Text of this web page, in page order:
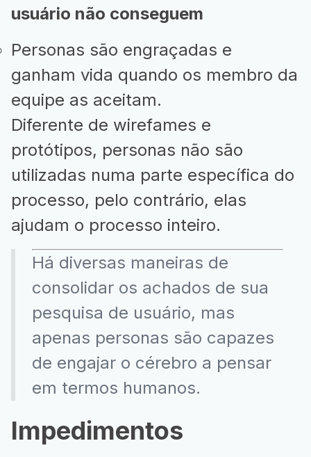
usuário não conseguem
Personas são engraçadas e
ganham vida quando os membro da
equipe as aceitam.
Diferente de wirefames e
protótipos, personas não são
utilizadas numa parte específica do
processo, pelo contrário, elas
ajudam o processo inteiro.
Há diversas maneiras de
consolidar os achados de sua
pesquisa de usuário, mas
apenas personas são capazes
de engajar o cérebro a pensar
em termos humanos.
Impedimentos